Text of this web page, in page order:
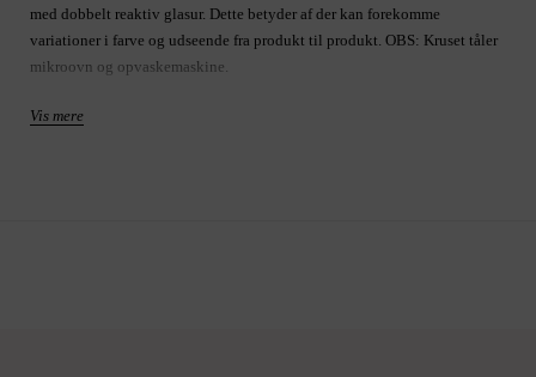
med dobbelt reaktiv glasur. Dette betyder af der kan forekomme
variationer i farve og udseende fra produkt til produkt. OBS: Kruset tåler
mikroovn og opvaskemaskine.
Produkt: tekande
Vis mere